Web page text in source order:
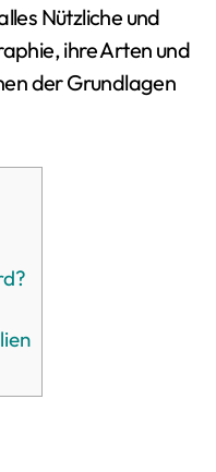
Nützliche und
ihre Arten und
der Grundlagen